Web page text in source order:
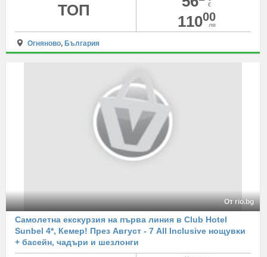
€
11000
лв
ТОП
Огняново, България
От rio.bg
Самолетна екскурзия на първа линия в Club Hotel
Sunbel 4*, Кемер! През Август - 7 All Inclusive нощувки
+ басейн, чадъри и шезлонги